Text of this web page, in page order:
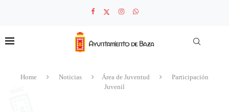
Home Noticias Área de Juventud
Participación
Juvenil